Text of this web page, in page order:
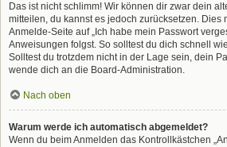
Das ist nicht schlimm! Wir können dir zwar dein
mitteilen, du kannst es jedoch zurücksetzen. Dies
Anmelde-Seite auf „Ich habe mein Passwort
Anweisungen folgst. So solltest du dich schnell
Solltest du trotzdem nicht in der Lage sein, dein
wende dich an die Board-Administration.
Nach oben
Warum werde ich automatisch abgemeldet?
Wenn du beim Anmelden das Kontrollkästchen